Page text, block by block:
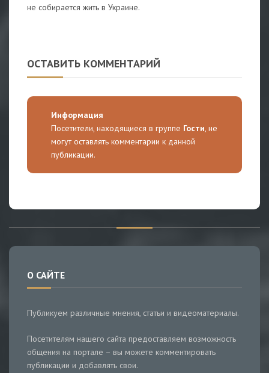
не собирается жить в Украине.
ОСТАВИТЬ КОММЕНТАРИЙ
Информация
Посетители, находящиеся в группе Гости, не
могут оставлять комментарии к данной
публикации.
О САЙТЕ
Публикуем различные мнения, статьи и видеоматериалы.
Посетителям нашего сайта предоставляем возможность
общения на портале – вы можете комментировать
публикации и добавлять свои.